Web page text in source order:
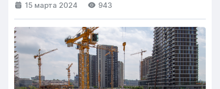
15 марта 2024 943